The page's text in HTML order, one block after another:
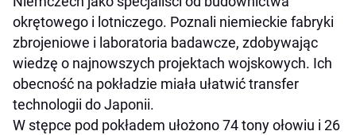
okrętowego i lotniczego. Poznali niemieckie fabryki
zbrojeniowe i laboratoria badawcze, zdobywając
wiedzę o najnowszych projektach wojskowych. Ich
obecność na pokładzie miała ułatwić transfer
technologii do Japonii.
W stępce pod pokładem ułożono 74 tony ołowiu i 26